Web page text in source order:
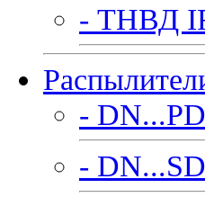
- ТНВД
-
-